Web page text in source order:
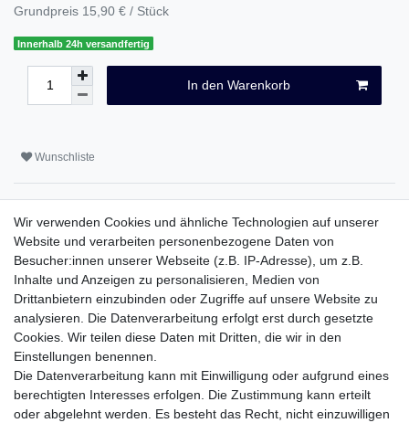
Grundpreis 15,90 € / Stück
Innerhalb 24h versandfertig
In den Warenkorb
Wunschliste
Beschreibung
Weitere Details
EU-Verantwortlicher
Wir verwenden Cookies und ähnliche Technologien auf unserer
Website und verarbeiten personenbezogene Daten von
Besucher:innen unserer Webseite (z.B. IP-Adresse), um z.B.
Inhalte und Anzeigen zu personalisieren, Medien von
Drittanbietern einzubinden oder Zugriffe auf unsere Website zu
analysieren. Die Datenverarbeitung erfolgt erst durch gesetzte
Cookies. Wir teilen diese Daten mit Dritten, die wir in den
Einstellungen benennen.
Die Datenverarbeitung kann mit Einwilligung oder aufgrund eines
berechtigten Interesses erfolgen. Die Zustimmung kann erteilt
oder abgelehnt werden. Es besteht das Recht, nicht einzuwilligen